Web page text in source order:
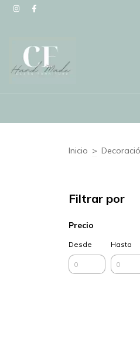
Inicio >
Filtrar por
Precio
Desde Hasta